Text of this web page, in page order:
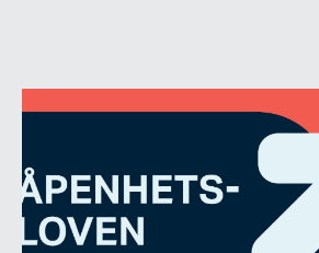
Redegjørelse for
aktsomhetsvurderinger i
Nye Giske Havfiske